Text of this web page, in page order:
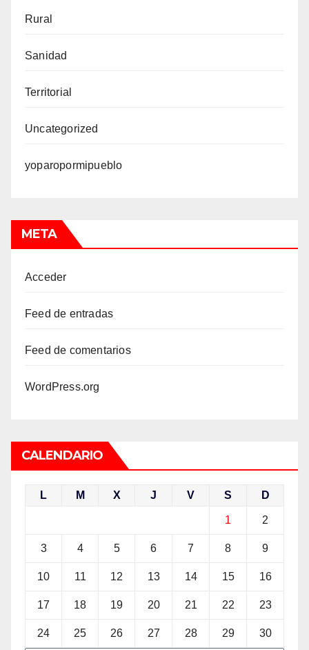
Rural
Sanidad
Territorial
Uncategorized
yoparopormipueblo
META
Acceder
Feed de entradas
Feed de comentarios
WordPress.org
CALENDARIO
L M X J V S D
1 2
3 4 5 6 7 8 9
10 11 12 13 14 15 16
17 18 19 20 21 22 23
24 25 26 27 28 29 30